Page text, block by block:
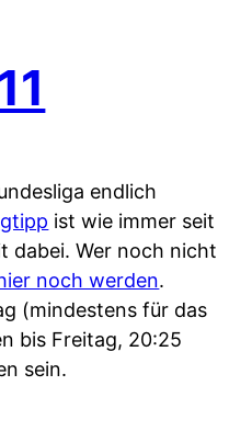
endlich
ist wie immer seit
dabei. Wer noch nicht
noch werden.
(mindestens für das
bis Freitag, 20:25
sein.